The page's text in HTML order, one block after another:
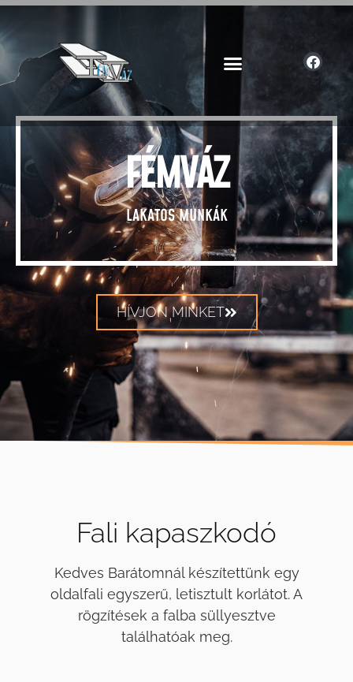
FÉMVÁZ
LAKATOS MUNKÁK
HÍVJON MINKET
Fali kapaszkodó
Kedves Barátomnál készítettünk egy
oldalfali egyszerű, letisztult korlátot. A
rögzítések a falba süllyesztve
találhatóak meg.